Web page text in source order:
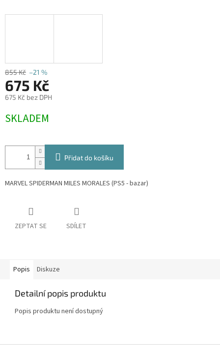
855 Kč –21 %
675 Kč
675 Kč bez DPH
cena:
SKLADEM
Přidat do košíku
MARVEL SPIDERMAN MILES MORALES (PS5 - bazar)
ZEPTAT SE SDÍLET
Popis Diskuze
Detailní popis produktu
Popis produktu není dostupný